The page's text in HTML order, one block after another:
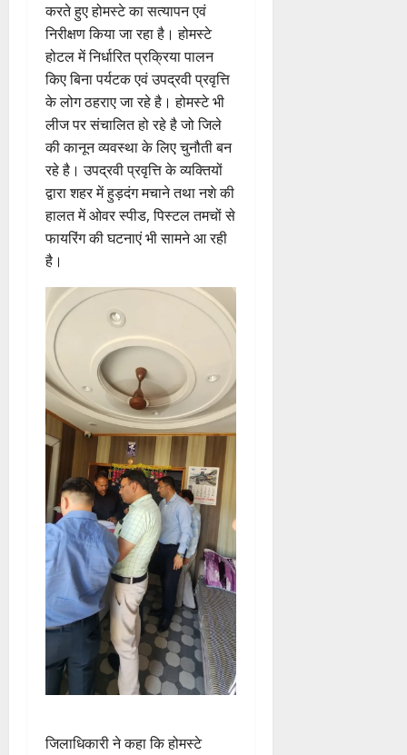
करते हुए होमस्टे का सत्यापन एवं
निरीक्षण किया जा रहा है। होमस्टे
होटल में निर्धारित प्रक्रिया पालन
किए बिना पर्यटक एवं उपद्रवी प्रवृत्ति
के लोग ठहराए जा रहे है। होमस्टे भी
लीज पर संचालित हो रहे है जो जिले
की कानून व्यवस्था के लिए चुनौती बन
रहे है। उपद्रवी प्रवृत्ति के व्यक्तियों
द्वारा शहर में हुड़दंग मचाने तथा नशे की
हालत में ओवर स्पीड, पिस्टल तमचों से
फायरिंग की घटनाएं भी सामने आ रही
है।
जिलाधिकारी ने कहा कि होमस्टे